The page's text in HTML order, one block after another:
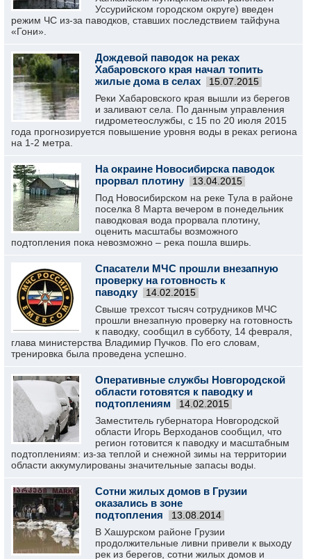
Уссурийском городском округе) введен
режим ЧС из-за паводков, ставших последствием тайфуна
«Гони».
Дождевой паводок на реках
Хабаровского края начал топить
жилые дома в селах
15.07.2015
Реки Хабаровского края вышли из берегов
и заливают села. По данным управления
гидрометеослужбы, с 15 по 20 июля 2015
года прогнозируется повышение уровня воды в реках региона
на 1-2 метра.
На окраине Новосибирска паводок
прорвал плотину
13.04.2015
Под Новосибирском на реке Тула в районе
поселка 8 Марта вечером в понедельник
паводковая вода прорвала плотину,
оценить масштабы возможного
подтопления пока невозможно – река пошла вширь.
Спасатели МЧС прошли внезапную
проверку на готовность к
паводку
14.02.2015
Свыше трехсот тысяч сотрудников МЧС
прошли внезапную проверку на готовность
к паводку, сообщил в субботу, 14 февраля,
глава министерства Владимир Пучков. По его словам,
тренировка была проведена успешно.
Оперативные службы Новгородской
области готовятся к паводку и
подтоплениям
14.02.2015
Заместитель губернатора Новгородской
области Игорь Верходанов сообщил, что
регион готовится к паводку и масштабным
подтоплениям: из-за теплой и снежной зимы на территории
области аккумулированы значительные запасы воды.
Сотни жилых домов в Грузии
оказались в зоне
подтопления
13.08.2014
В Хашурском районе Грузии
продолжительные ливни привели к выходу
рек из берегов, сотни жилых домов и